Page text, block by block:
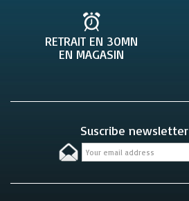
RETRAIT EN 30MN
EN MAGASIN
Suscribe newsletter